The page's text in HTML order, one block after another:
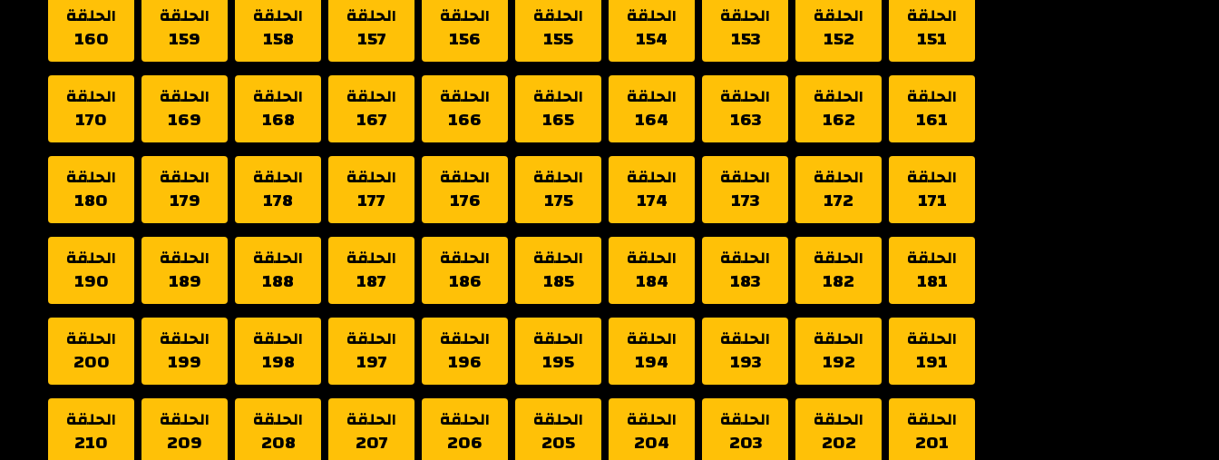
الحلقة
151
الحلقة
152
الحلقة
153
الحلقة
154
الحلقة
155
الحلقة
156
الحلقة
157
الحلقة
158
الحلقة
159
الحلقة
160
الحلقة
161
الحلقة
162
الحلقة
163
الحلقة
164
الحلقة
165
الحلقة
166
الحلقة
167
الحلقة
168
الحلقة
169
الحلقة
170
الحلقة
171
الحلقة
172
الحلقة
173
الحلقة
174
الحلقة
175
الحلقة
176
الحلقة
177
الحلقة
178
الحلقة
179
الحلقة
180
الحلقة
181
الحلقة
182
الحلقة
183
الحلقة
184
الحلقة
185
الحلقة
186
الحلقة
187
الحلقة
188
الحلقة
189
الحلقة
190
الحلقة
191
الحلقة
192
الحلقة
193
الحلقة
194
الحلقة
195
الحلقة
196
الحلقة
197
الحلقة
198
الحلقة
199
الحلقة
200
الحلقة
201
الحلقة
202
الحلقة
203
الحلقة
204
الحلقة
205
الحلقة
206
الحلقة
207
الحلقة
208
الحلقة
209
الحلقة
210